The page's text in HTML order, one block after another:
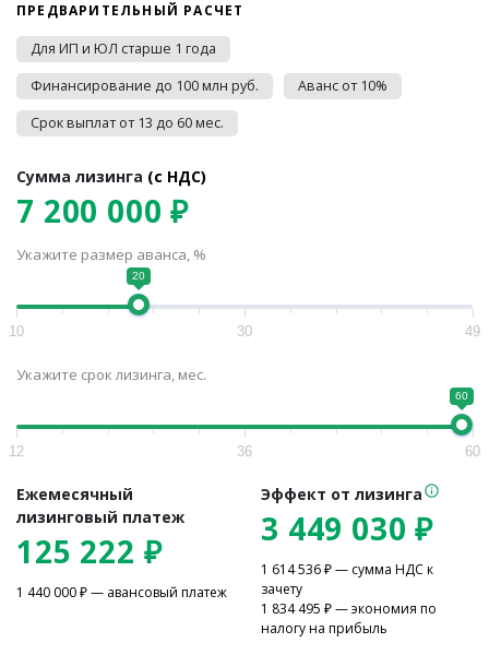
ПРЕДВАРИТЕЛЬНЫЙ РАСЧЕТ
Для ИП и ЮЛ старше 1 года
Финансирование до 100 млн руб.
Аванс от 10%
Срок выплат от 13 до 60 мес.
Сумма лизинга (c НДС)
7 200 000 ₽
Укажите размер аванса, %
20
10 30 49
Укажите срок лизинга, мес.
60
12 36 60
Ежемесячный
лизинговый платеж
125 222 ₽
1 440 000₽ — авансовый платеж
Эффект от лизинга
3 449 030 ₽
1 614 536₽ — сумма НДС к
зачету
1 834 495 ₽ — экономия по
налогу на прибыль